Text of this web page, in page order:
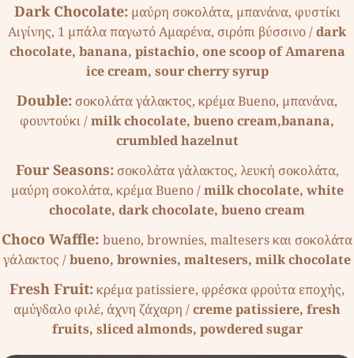
Dark Chocolate:µαύρη σοκολάτα, µπανάνα, φυστίκι
Αιγίνης, 1 µπάλα παγωτό Αµαρένα, σιρόπι βύσσινο /dark
chocolate, banana, pistachio, one scoop of Amarena
ice cream, sour cherry syrup
Double:σοκολάτα γάλακτος, κρέµα Bueno, µπανάνα,
φουντούκι /milk chocolate, bueno cream,banana,
crumbled hazelnut
Four Seasons:σοκολάτα γάλακτος, λευκή σοκολάτα,
µαύρη σοκολάτα, κρέµα Bueno /milk chocolate, white
chocolate, dark chocolate, bueno cream
Choco Waffle: bueno, brownies, maltesers και σοκολάτα
γάλακτος /bueno, brownies, maltesers, milk chocolate
Fresh Fruit:κρέµα patissiere, φρέσκα φρούτα εποχής,
αµύγδαλο φιλέ, άχνη ζάχαρη /creme patissiere, fresh
fruits, sliced almonds, powdered sugar